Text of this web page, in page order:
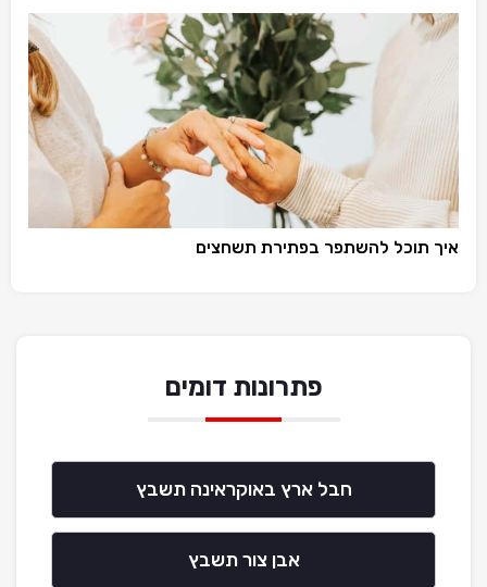
איך תוכל להשתפר בפתירת תשחצים
פתרונות דומים
חבל ארץ באוקראינה תשבץ
אבן צור תשבץ